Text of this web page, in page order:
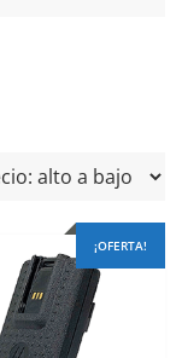
¡OFERTA!